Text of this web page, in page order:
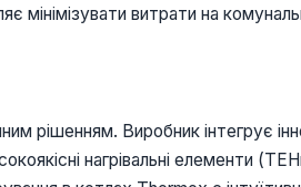
витрати на
рішенням. Виробник інтегрує
нагрівальні елементи